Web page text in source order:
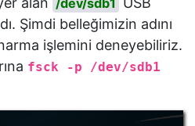
Şimdi belleğimizin adını
işlemini deneyebiliriz.
fsck -p /dev/sdb1